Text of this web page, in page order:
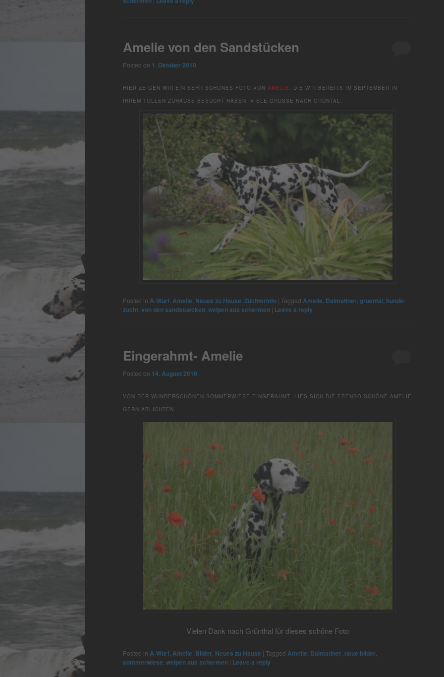
Amelie von den Sandstücken
Posted on 1. Oktober 2010
HIER ZEIGEN WIR EIN SEHR SCHÖNES FOTO VON AMELIE , DIE WIR BEREITS IM SEPTEMBER IN
IHREM TOLLEN ZUHAUSE BESUCHT HABEN. VIELE GRÜSSE NACH GRÜNTAL.
Posted in A-Wurf Amelie Neues zu Hause Züchterinfo | Tagged Amelie Dalmatiner gruental hunde-
zucht von den sandstuecken welpen aus schermen | Leave a reply
Eingerahmt- Amelie
Posted on 14. August 2010
VON DER WUNDERSCHÖNEN SOMMERWIESE EINGERAHMT LIES SICH DIE EBENSO SCHÖNE AMELIE
GERN ABLICHTEN.
Vielen Dank nach Grünthal für dieses schöne Foto
Posted in A-Wurf, Amelie, Bilder, Neues zu Hause | Tagged Amelie, Dalmatiner, neue bilder,
sommerwiese, welpen aus schermen | Leave a reply